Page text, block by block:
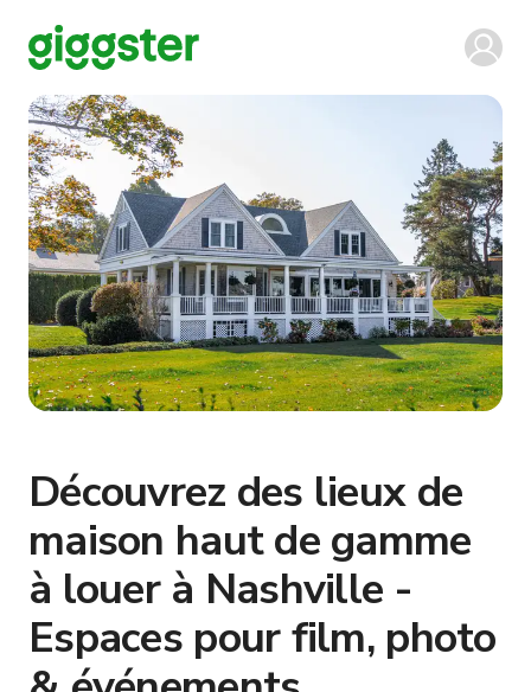
Découvrez des lieux de
maison haut de gamme
à louer à Nashville -
Espaces pour film, photo